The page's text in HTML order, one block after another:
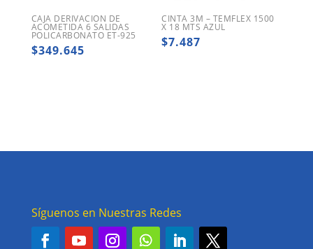
CAJA DERIVACION DE
ACOMETIDA 6 SALIDAS
POLICARBONATO ET-925
$349.645
CINTA 3M – TEMFLEX 1500
X 18 MTS AZUL
$7.487
Síguenos en Nuestras Redes